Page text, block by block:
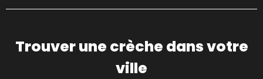
Trouver une crèche dans votre
ville